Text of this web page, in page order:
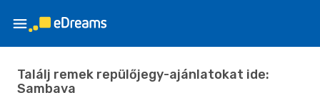
Találj remek repülőjegy-ajánlatokat ide:
Sambava